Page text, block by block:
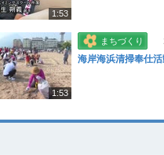
1:53
1:53
まちづくり
海岸海浜清掃奉仕